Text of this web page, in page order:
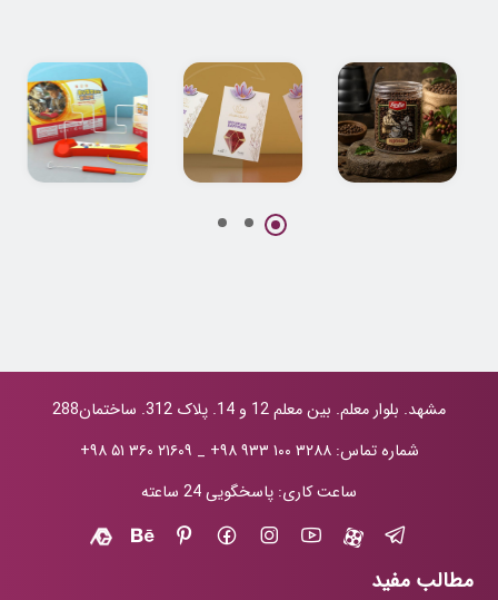
نوریان
مشهد. بلوار معلم. بین معلم 12 و 14. پلاک 312. ساختمان288
شماره تماس:+۹۸ ۹۳۳ ۱۰۰ ۳۲۸۸ _ +۹۸ ۵۱ ۳۶۰ ۲۱۶۰۹
ساعت کاری: پاسخگویی 24 ساعته
مطالب مفید